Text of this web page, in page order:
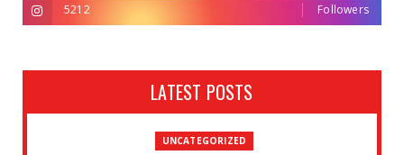
5212 Followers
LATEST POSTS
UNCATEGORIZED